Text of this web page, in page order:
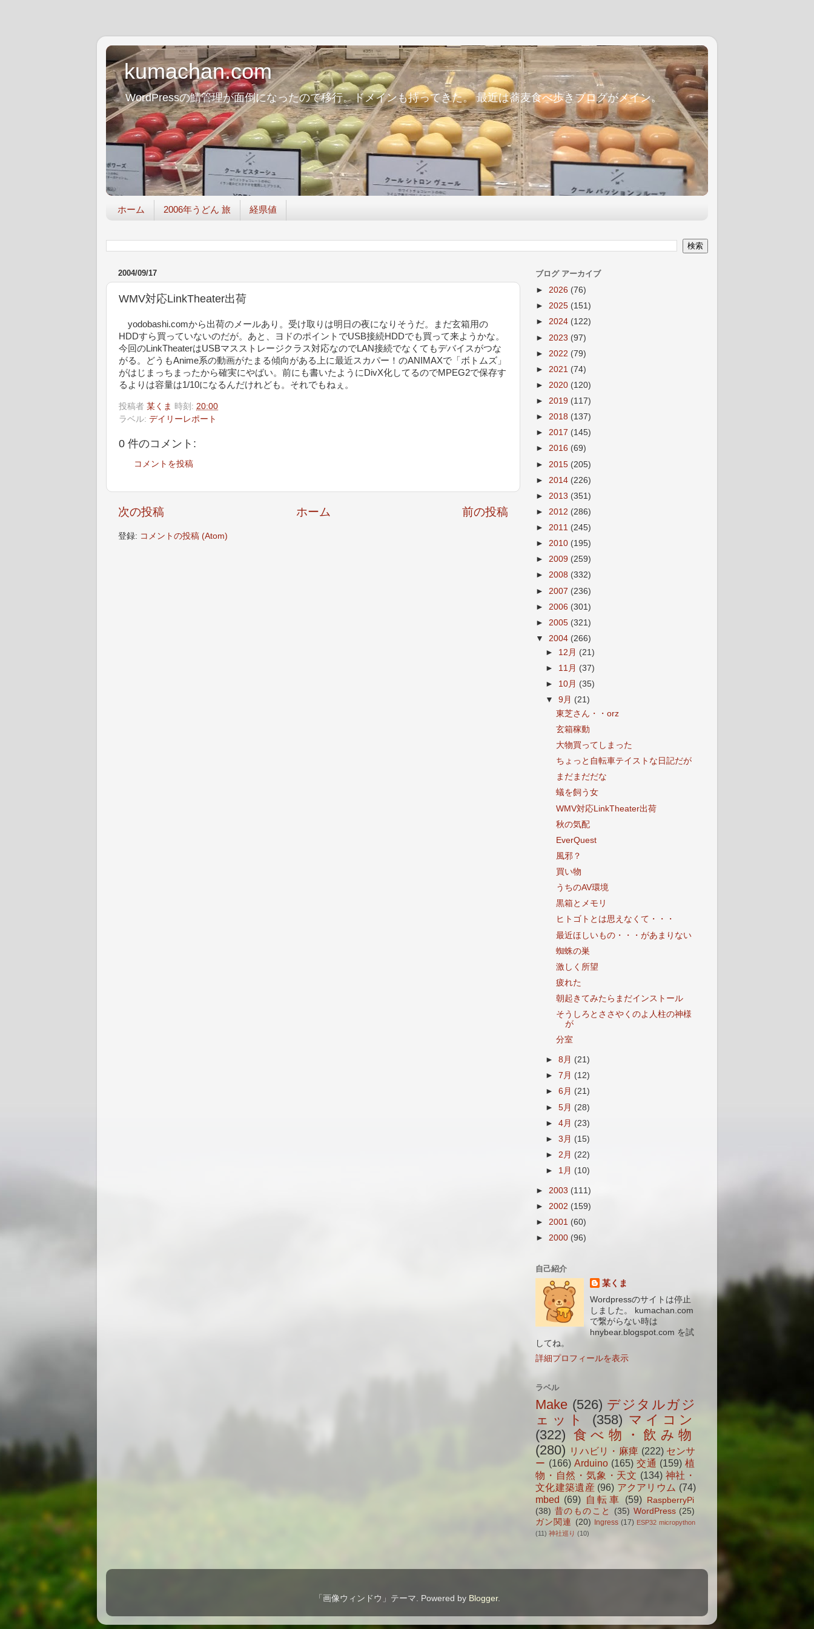
kumachan.com
WordPressの鯖管理が面倒になったので移行。ドメインも持ってきた。 最近は蕎麦食べ歩きブログがメイン。
ホーム 2006年うどん 旅 経県値
2004/09/17
WMV対応LinkTheater出荷
yodobashi.comから出荷のメールあり。受け取りは明日の夜になりそうだ。まだ玄箱用の
HDDすら買っていないのだが。あと、ヨドのポイントでUSB接続HDDでも買って来ようかな。
今回のLinkTheaterはUSBマスストレージクラス対応なのでLAN接続でなくてもデバイスがつな
がる。どうもAnime系の動画がたまる傾向がある上に最近スカパー！のANIMAXで「ボトムズ」
がはじまっちまったから確実にやばい。前にも書いたようにDivX化してるのでMPEG2で保存す
るよりは容量は1/10になるんだけれども。それでもねぇ。
投稿者 某くま 時刻: 20:00
ラベル: デイリーレポート
0 件のコメント:
コメントを投稿
次の投稿 前の投稿
ホーム
登録: コメントの投稿 (Atom)
ブログ アーカイブ
► 2026 (76)
► 2025 (151)
► 2024 (122)
► 2023 (97)
► 2022 (79)
► 2021 (74)
► 2020 (120)
► 2019 (117)
► 2018 (137)
► 2017 (145)
► 2016 (69)
► 2015 (205)
► 2014 (226)
► 2013 (351)
► 2012 (286)
► 2011 (245)
► 2010 (195)
► 2009 (259)
► 2008 (332)
► 2007 (236)
► 2006 (301)
► 2005 (321)
▼ 2004 (266)
► 12月 (21)
► 11月 (37)
► 10月 (35)
▼9月 (21)
東芝さん・・orz
玄箱稼動
大物買ってしまった
ちょっと自転車テイストな日記だが
まだまだだな
蟻を飼う女
WMV対応LinkTheater出荷
秋の気配
EverQuest
風邪？
買い物
うちのAV環境
黒箱とメモリ
ヒトゴトとは思えなくて・・・
最近ほしいもの・・・があまりない
蜘蛛の巣
激しく所望
疲れた
朝起きてみたらまだインストール
そうしろとささやくのよ人柱の神様
が
分室
►8月 (21)
►7月 (12)
►6月 (21)
►5月 (28)
►4月 (23)
►3月 (15)
► 2月 (22)
► 1月 (10)
► 2003 (111)
► 2002 (159)
► 2001 (60)
► 2000 (96)
自己紹介
某くま
Wordpressのサイトは停止
しました。 kumachan.com
で繋がらない時は
hnybear.blogspot.com を試
してね。
詳細プロフィールを表示
ラベル
Make (526) デジタルガジ
ェット
(358) マイコン
(322) 食べ物・飲み物
(280) リハビリ・麻痺 (222) センサ
ー (166) Arduino (165) 交通 (159) 植
物・自然・気象・天文 (134) 神社・
文化建築遺産 (96) アクアリウム (74)
mbed (69) 自転車 (59)
RaspberryPi
(38) 昔のものこと (35) WordPress (25)
ガン関連 (20) Ingress (17) ESP32 micropython
(11) 神社巡り (10)
「画像ウィンドウ」テーマ. Powered by Blogger.